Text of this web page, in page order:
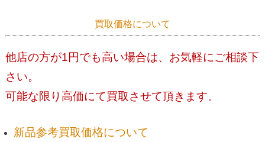
買取価格について
他店の方が1円でも高い場合は、お気軽にご相談下
さい。
可能な限り高価にて買取させて頂きます。
新品参考買取価格について